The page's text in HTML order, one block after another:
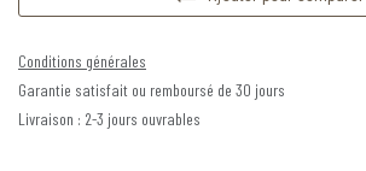
Conditions générales
Garantie satisfait ou remboursé de 30 jours
Livraison : 2-3 jours ouvrables